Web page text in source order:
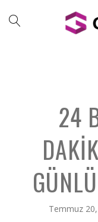
24
Temmuz